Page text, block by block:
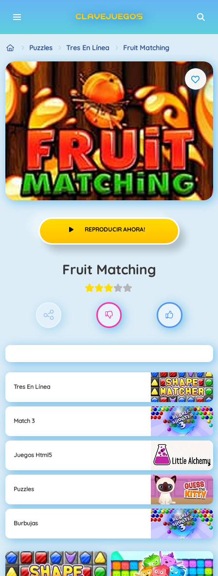
Puzzles Tres En Línea Fruit Matching
REPRODUCIR AHORA!
Fruit Matching
Tres En Línea
Match 3
Juegos Html5
Puzzles
Burbujas